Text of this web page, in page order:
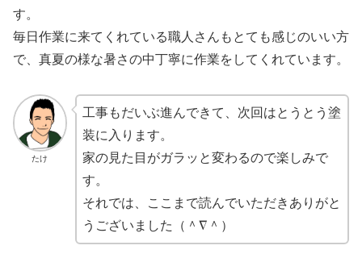
す。
毎日作業に来てくれている職人さんもとても感じのいい方
で、真夏の様な暑さの中丁寧に作業をしてくれています。
たけ
工事もだいぶ進んできて、次回はとうとう塗
装に入ります。
家の見た目がガラッと変わるので楽しみで
す。
それでは、ここまで読んでいただきありがと
うございました（＾∇＾）